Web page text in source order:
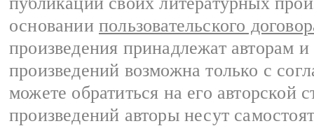
основании пользовательского
произведения принадлежат авторам
произведений возможна только с
можете обратиться на его авторской
произведений авторы несут